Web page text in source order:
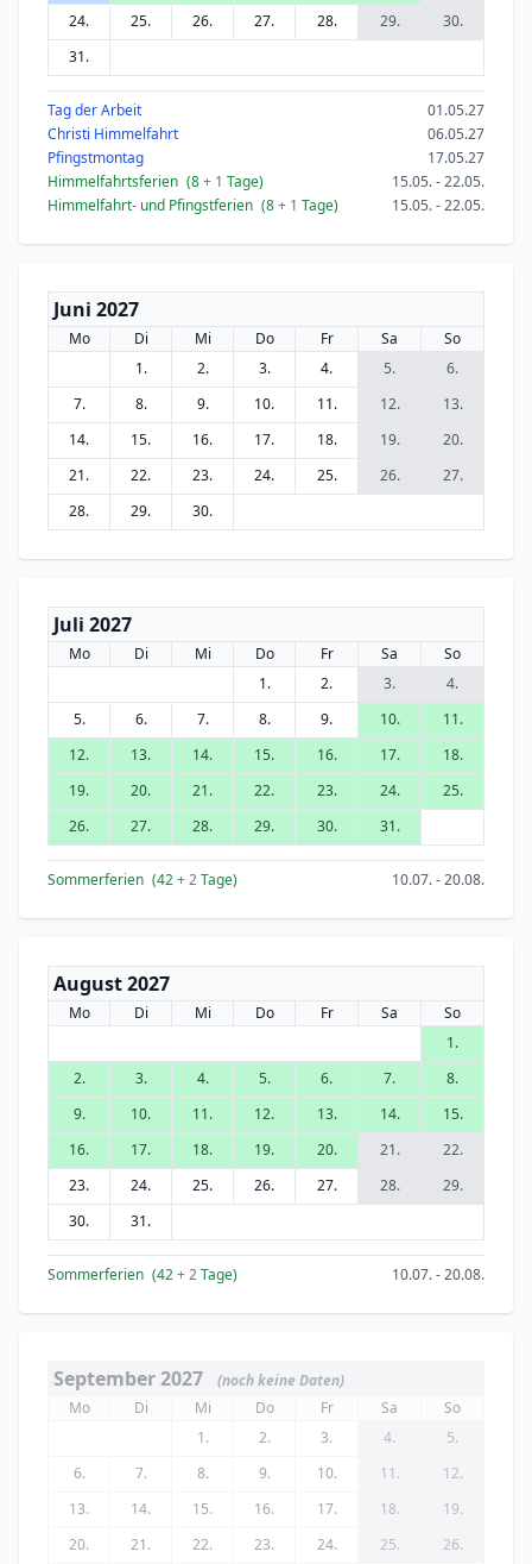
24. 25. 26. 27. 28. 29.
30.
31.
Tag der Arbeit
01.05.27
Christi Himmelfahrt
06.05.27
Pfingstmontag
17.05.27
Himmelfahrtsferien (8+ 1 Tage)
15.05. - 22.05.
Himmelfahrt- und Pfingstferien (8+ 1 Tage) 15.05. - 22.05.
Juni 2027
Mo Di Mi Do Fr Sa
So
1.
2. 3. 4. 5.
6.
7.
8. 9. 10. 11. 12.
13.
14.
15. 16. 17. 18. 19.
20.
21.
22. 23. 24. 25. 26.
27.
28.
29. 30.
Juli 2027
Mo Di Mi Do Fr Sa
So
1.
2. 3.
4.
5.
6. 7. 8. 9. 10.
11.
12.
13. 14. 15. 16. 17.
18.
19.
20. 21. 22. 23. 24.
25.
26.
27. 28. 29. 30. 31.
Sommerferien (42+ 2Tage) 10.07. - 20.08.
August 2027
Mo Di Mi Do Fr Sa
So
1.
2.
3. 4. 5. 6. 7.
8.
9.
10. 11. 12. 13. 14.
15.
16.
17. 18. 19. 20. 21.
22.
23.
24. 25. 26. 27. 28.
29.
30.
31.
Sommerferien (42+ 2Tage) 10.07. - 20.08.
September 2027
(noch keine Daten)
Mo
Di Mi Do Fr Sa
So
1.
2. 3. 4.
5.
6.
7. 8. 9. 10. 11.
12.
13.
14. 15. 16. 17. 18.
19.
20.
21. 22. 23. 24. 25.
26.